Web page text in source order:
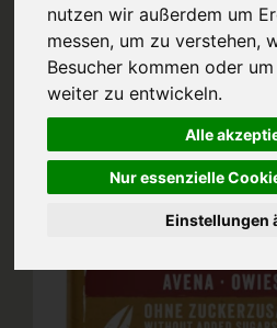
nutzen wir außerdem um
messen, um zu verstehen,
Besucher kommen oder
weiter zu entwickeln.
Alle
Nur essenzielle
Einstellungen